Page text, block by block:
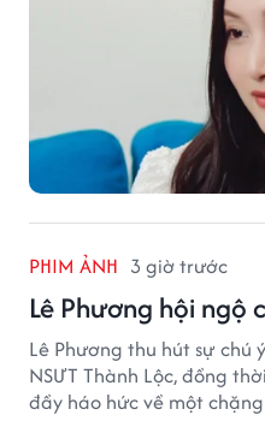
PHIM ẢNH 3 giờ trước
Lê Phương hội ngộ
Lê Phương thu hút sự chú
NSƯT Thành Lộc, đồng
đầy háo hức về một